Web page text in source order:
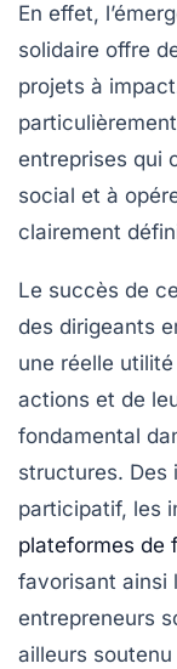
En effet,
solidaire offre
projets à
entreprises qui
social et à
clairement
Le succès de
des dirigeants
une réelle
actions et de
fondamental
structures. Des
participatif, les
plateformes de
favorisant ainsi
entrepreneurs
ailleurs